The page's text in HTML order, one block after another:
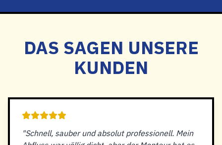
DAS SAGEN UNSERE
KUNDEN
"Schnell, sauber und absolut professionell. Mein